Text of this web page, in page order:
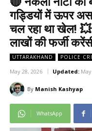
गड्डियों में ऊपर
चल रहा था खेल! 💥
लाखों की फर्जी
UTTARAKHAND POLICE
May 28, 2026 Updated:
By Manish Kashyap
WhatsApp